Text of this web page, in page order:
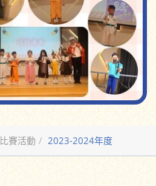
比賽活動 2023-2024年度